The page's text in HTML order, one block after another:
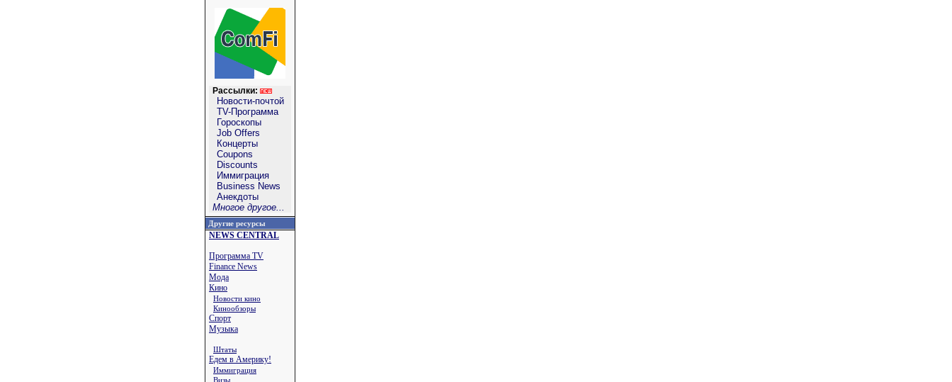
Рассылки:
Новости-почтой
TV-Программа
Гороскопы
Job Offers
Концерты
Coupons
Discounts
Иммиграция
Business News
Анекдоты
Многое другое...
Другие ресурсы
NEWS CENTRAL
Программа TV
Finance News
Мода
Кино
Новости кино
Кинообзоры
Спорт
Музыка
Штаты
Едем в Америку!
Иммиграция
Визы